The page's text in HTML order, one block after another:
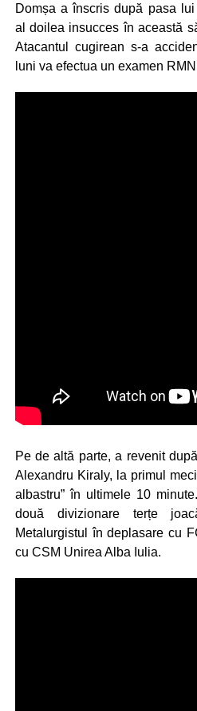
Domșa a înscris după pasa
al doilea insucces în această
Atacantul cugirean s-a
luni va efectua un examen
Pe de altă parte, a revenit
Alexandru Kiraly, la primul
albastru” în ultimele 10
două divizionare terțe
Metalurgistul în deplasare cu
cu CSM Unirea Alba Iulia.